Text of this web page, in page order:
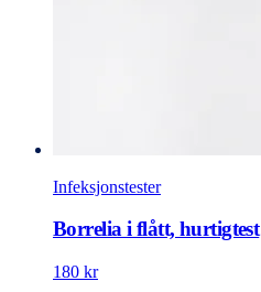
Infeksjonstester
Borrelia i flått, hurtigtest
180 kr